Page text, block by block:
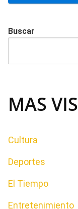
Buscar
MAS
Cultura
Deportes
El Tiempo
Entretenimiento